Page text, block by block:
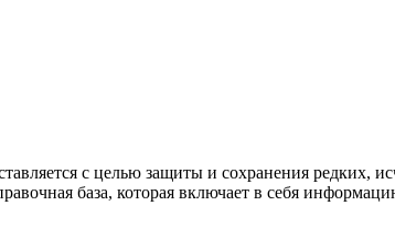
с целью защиты и сохранения редких,
база, которая включает в себя